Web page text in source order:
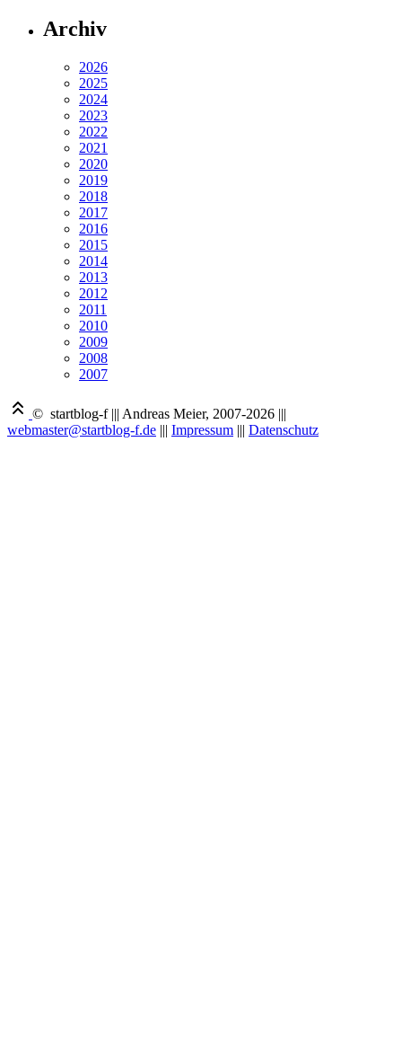
Archiv
2026
2025
2024
2023
2022
2021
2020
2019
2018
2017
2016
2015
2014
2013
2012
2011
2010
2009
2008
2007
© startblog-f ||| Andreas Meier, 2007-2026 |||
webmaster@startblog-f.de ||| Impressum ||| Datenschutz